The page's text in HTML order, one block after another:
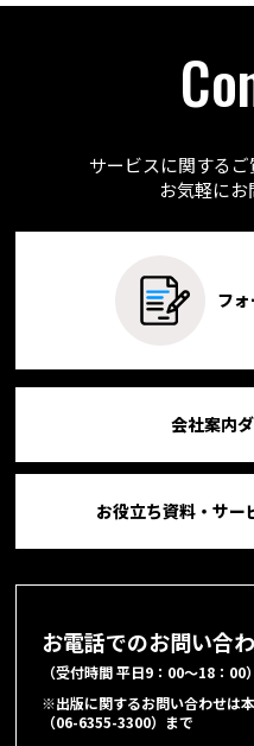
サービスに関するご
お気軽にお
フ
会社案内
お役立ち資料・サー
お電話でのお問い合
（受付時間 平日9：00～18：00）
※出版に関するお問い合わせは
（06-6355-3300）まで